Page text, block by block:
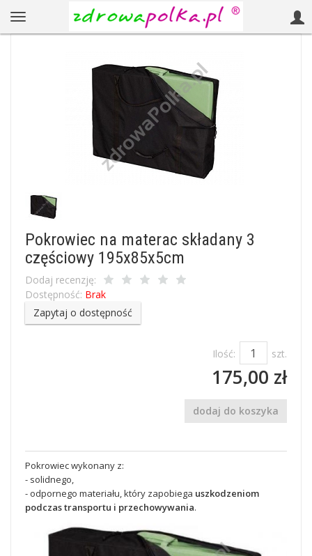
Pokrowiec na materac składany 3
częściowy 195x85x5cm
Dodaj recenzję:
Dostępność: Brak
Zapytaj o dostępność
Ilość: szt.
175,00 zł
dodaj do koszyka
Pokrowiec wykonany z:
- solidnego,
- odpornego materiału, który zapobiega uszkodzeniom
podczas transportu i przechowywania.